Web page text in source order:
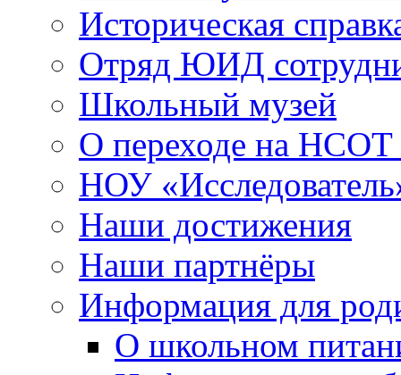
Историческая
Отряд ЮИД
Школьный музей
О переходе на НСОТ
НОУ
Наши достижения
Наши партнёры
Информация для
О школьном